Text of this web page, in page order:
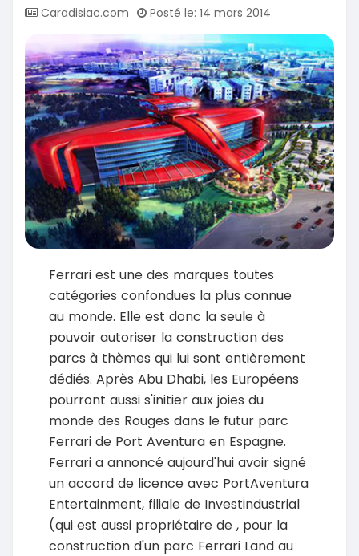
Caradisiac.com Posté le: 14 mars 2014
Ferrari est une des marques toutes
catégories confondues la plus connue
au monde. Elle est donc la seule à
pouvoir autoriser la construction des
parcs à thèmes qui lui sont entièrement
dédiés. Après Abu Dhabi, les Européens
pourront aussi s'initier aux joies du
monde des Rouges dans le futur parc
Ferrari de Port Aventura en Espagne.
Ferrari a annoncé aujourd'hui avoir signé
un accord de licence avec PortAventura
Entertainment, filiale de Investindustrial
(qui est aussi propriétaire de , pour la
construction d'un parc Ferrari Land au